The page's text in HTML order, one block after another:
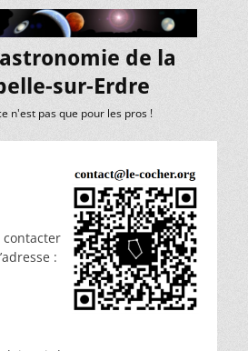
de la
sur-Erdre
n'est pas que pour les pros !
contacter
: